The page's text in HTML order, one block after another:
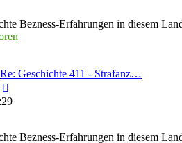
Bezness-Erfahrungen in diesem
Re: Geschichte 411 - Strafanz…
Beitrag
Bezness-Erfahrungen in diesem